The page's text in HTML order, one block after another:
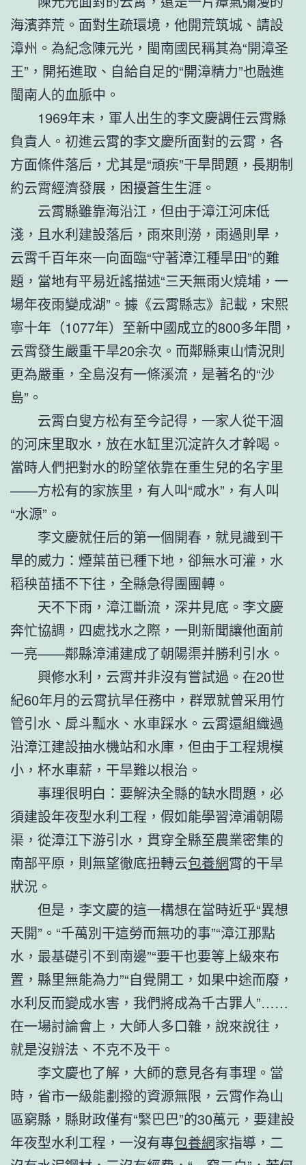
海濱莽荒。面對生疏環境，他開荒筑城、請設
漳州。為紀念陳元光，閩南國民稱其為“開漳圣
王”，開拓進取、自給自足的“開漳精力”也融進
閩南人的血脈中。
1969年末，軍人出生的李文慶調任云霄縣
負責人。初進云霄的李文慶所面對的云霄，各
方面條件落后，尤其是“頑疾”干旱問題，長期制
約云霄經濟發展，困擾蒼生生涯。
云霄縣雖靠海沿江，但由于漳江河床低
淺，且水利建設落后，雨來則澇，雨過則旱，
云霄千百年來一向面臨“守著漳江種旱田”的難
題，當地有平易近謠描述“三天無雨火燒埔，一
場年夜雨變成湖”。據《云霄縣志》記載，宋熙
寧十年（1077年）至新中國成立的800多年間，
云霄發生嚴重干旱20余次。而鄰縣東山情況則
更為嚴重，全島沒有一條溪流，是著名的“沙
島”。
云霄白叟方松有至今記得，一家人從干涸
的河床里取水，放在水缸里沉淀許久才幹喝。
當時人們把對水的盼望依靠在重生兒的名字里
——方松有的家族里，有人叫“咸水”，有人叫
“水源”。
李文慶就任后的第一個開春，就見識到干
旱的威力：煙葉苗已種下地，卻無水可灌，水
稻秧苗插不下往，全縣急得團團轉。
天不下雨，漳江斷流，深井見底。李文慶
奔忙協調，四處找水之際，一則新聞讓他面前
一亮——鄰縣漳浦建成了朝陽渠并勝利引水。
興修水利，云霄并非沒有嘗試過。在20世
紀60年月的云霄抗旱任務中，群眾就曾采用竹
管引水、戽斗瓢水、水車踩水。云霄還組織過
沿漳江建設抽水機站和水庫，但由于工程規模
小，杯水車薪，干旱難以根治。
事理很明白：要解決全縣的缺水問題，必
須建設年夜型水利工程，假如能學習漳浦朝陽
渠，從漳江下游引水，貫穿全縣至農業密集的
南部平原，則無望徹底扭轉云包養網霄的干旱
狀況。
但是，李文慶的這一構想在當時近乎“異想
天開”。“千萬別干這勞而無功的事”“漳江那點
水，最基礎引不到南邊”“要干也要等上級來布
置，縣里無能為力”“自覺開工，如果中途而廢，
水利反而變成水害，我們將成為千古罪人”……
在一場討論會上，大師人多口雜，說來說往，
就是沒辦法、不克不及干。
李文慶也了解，大師的意見各有事理。當
時，省市一級能劃撥的資源無限，云霄作為山
區窮縣，縣財政僅有“緊巴巴”的30萬元，要建設
年夜型水利工程，一沒有專包養網家指導，二